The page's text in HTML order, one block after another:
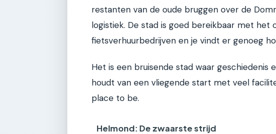
restanten van de oude bruggen over de
logistiek. De stad is goed bereikbaar met het
fietsverhuurbedrijven en je vindt er genoeg
Het is een bruisende stad waar geschiedenis
houdt van een vliegende start met veel
place to be.
Helmond: De zwaarste strijd